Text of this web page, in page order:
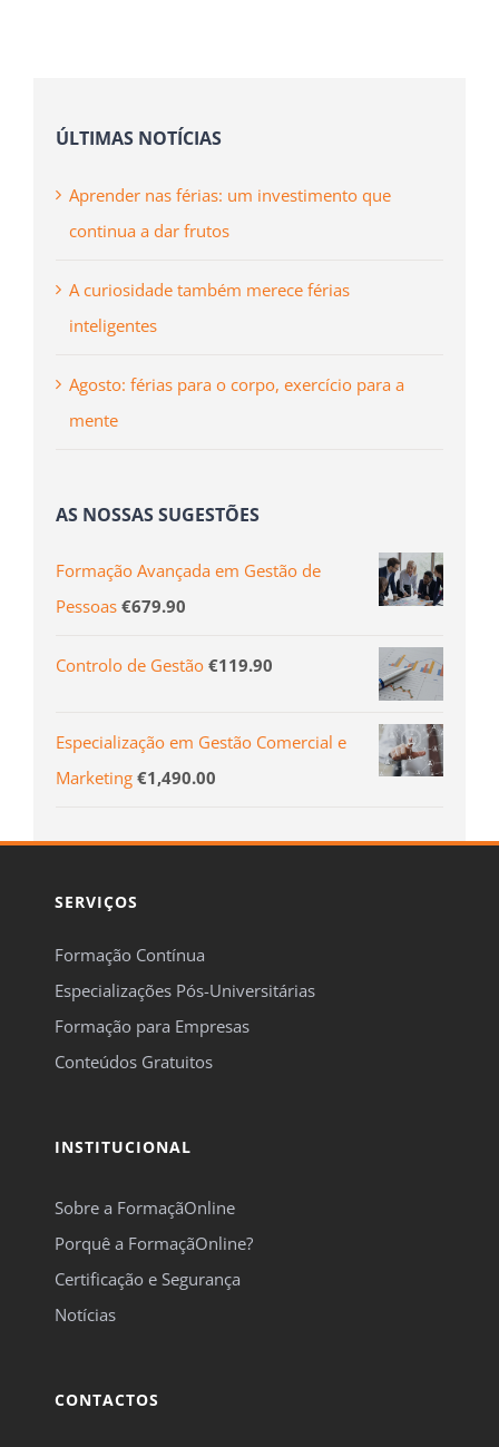
ÚLTIMAS NOTÍCIAS
Aprender nas férias: um investimento que
continua a dar frutos
A curiosidade também merece férias
inteligentes
Agosto: férias para o corpo, exercício para a
mente
AS NOSSAS SUGESTÕES
Formação Avançada em Gestão de
Pessoas €679.90
Controlo de Gestão €119.90
Especialização em Gestão Comercial e
Marketing €1,490.00
SERVIÇOS
Formação Contínua
Especializações Pós-Universitárias
Formação para Empresas
Conteúdos Gratuitos
INSTITUCIONAL
Sobre a FormaçãOnline
Porquê a FormaçãOnline?
Certificação e Segurança
Notícias
CONTACTOS